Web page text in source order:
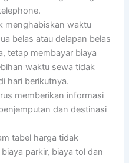
menghabiskan waktu
belas atau delapan belas
tetap membayar biaya
waktu sewa tidak
hari berikutnya.
memberikan informasi
dan destinasi
tabel harga tidak
parkir, biaya tol dan